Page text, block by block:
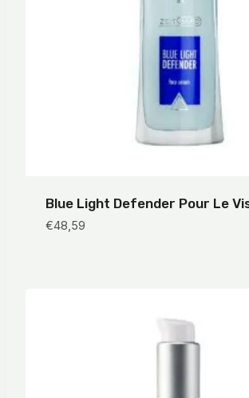
Blue Light Defender Pour Le
€48,59